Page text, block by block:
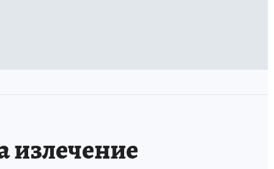
излечение